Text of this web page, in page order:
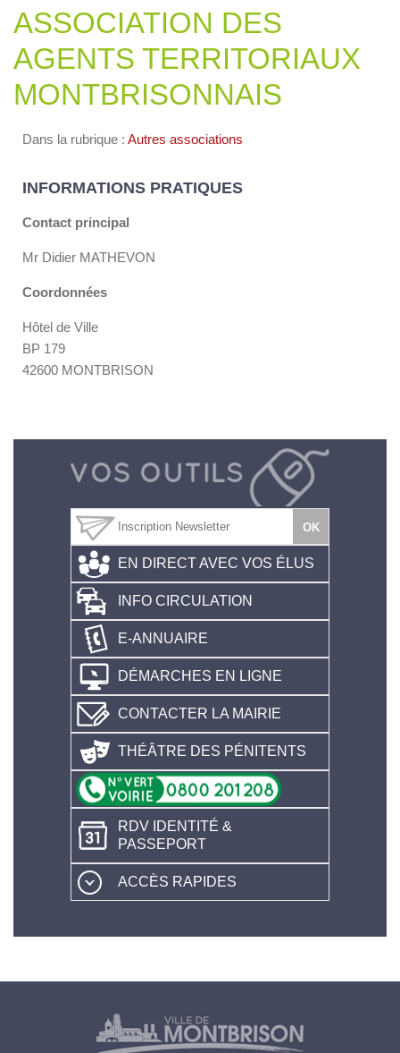
ASSOCIATION DES
AGENTS TERRITORIAUX
MONTBRISONNAIS
Dans la rubrique : Autres associations
INFORMATIONS PRATIQUES
Contact principal
Mr Didier MATHEVON
Coordonnées
Hôtel de Ville
BP 179
42600 MONTBRISON
EN DIRECT AVEC VOS ÉLUS
INFO CIRCULATION
E-ANNUAIRE
DÉMARCHES EN LIGNE
CONTACTER LA MAIRIE
THÉÂTRE DES PÉNITENTS
RDV IDENTITÉ &
PASSEPORT
ACCÈS RAPIDES